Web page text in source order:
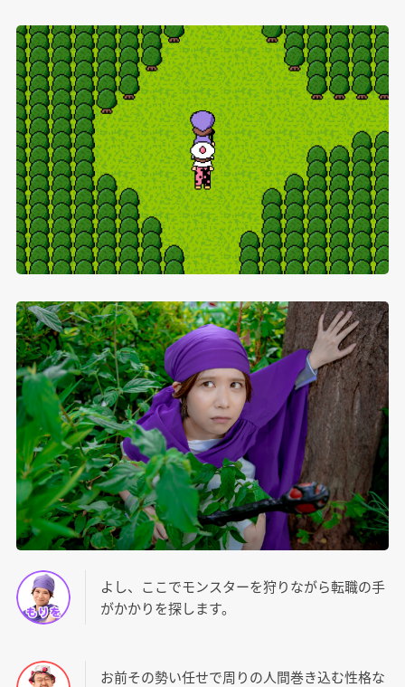
よし、ここでモンスターを狩りながら転職の手
がかかりを探します。
お前その勢い任せで周りの人間巻き込む性格な